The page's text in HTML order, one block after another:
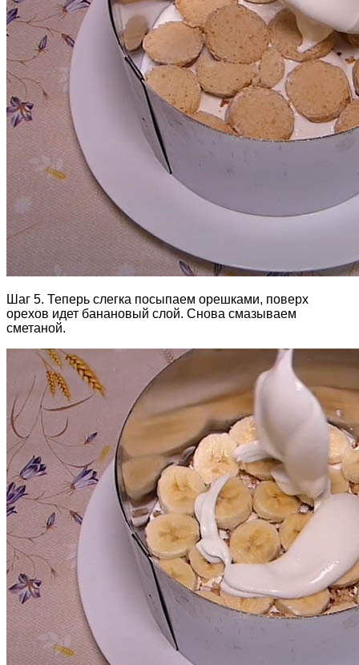
Шаг 5. Теперь слегка посыпаем орешками, поверх
орехов идет банановый слой. Снова смазываем
сметаной.